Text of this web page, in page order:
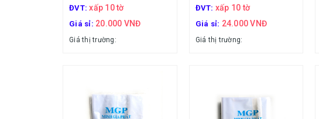
ĐVT:xấp 10 tờ
Giá sỉ: 20.000 VNĐ
Giá thị trường:
ĐVT: xấp 10 tờ
Giá sỉ: 24.000 VNĐ
Giá thị trường: